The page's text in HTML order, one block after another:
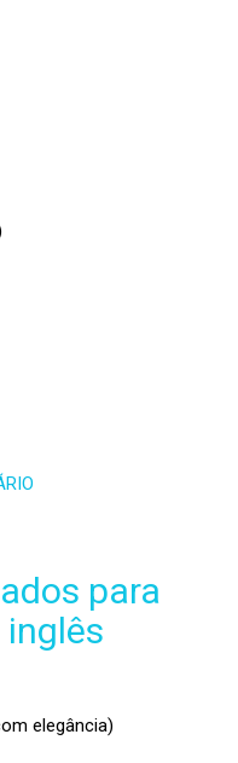
para
elegância)